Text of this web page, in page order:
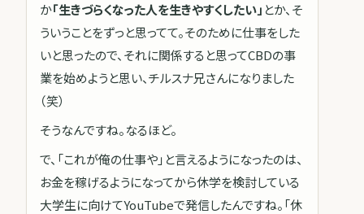
か「生きづらくなった人を生きやすくしたい」 とか、そ
ういうことをずっと思ってて。そのために仕事をした
いと思ったので、それに関係すると思ってCBDの事
業を始めようと思い、チルスナ兄さんになりました
（笑）
そうなんですね。なるほど。
で、「これが俺の仕事や」と言えるようになったのは、
お金を稼げるようになってから休学を検討している
大学生に向けてYouTubeで発信したんですね。「休